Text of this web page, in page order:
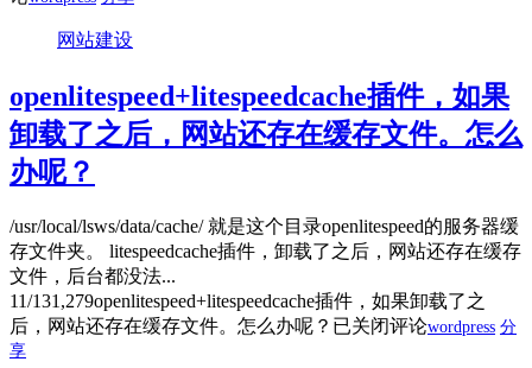
网站建设
openlitespeed+litespeedcache插件，如果
卸载了之后，网站还存在缓存文件。怎么
办呢？
/usr/local/lsws/data/cache/ 就是这个目录openlitespeed的服务器缓
存文件夹。 litespeedcache插件，卸载了之后，网站还存在缓存
文件，后台都没法...
11/131,279openlitespeed+litespeedcache插件，如果卸载了之
后，网站还存在缓存文件。怎么办呢？ 已关闭评论wordpress 分
享